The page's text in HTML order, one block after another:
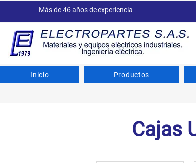
Más de 46 años de experiencia
Inicio Productos
Cajas